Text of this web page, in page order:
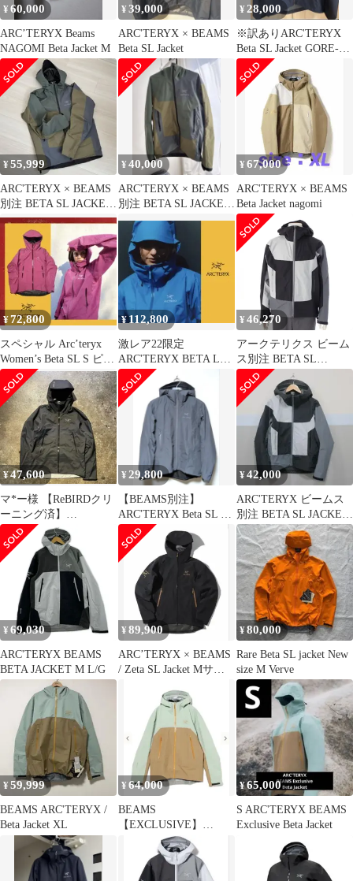
ンズ】
¥60,000
ARC’TERYX Beams
NAGOMI Beta Jacket M
¥39,000
ARC'TERYX × BEAMS
Beta SL Jacket
¥ 28,000
※訳ありARC'TERYX
Beta SL Jacket GORE-
TEX
¥55,999
ARC'TERYX × BEAMS
別注 BETA SL JACKET
Mサイズ
¥40,000
ARC'TERYX × BEAMS
別注 BETA SL JACKET
Sサイズ
¥67,000
ARC'TERYX × BEAMS
Beta Jacket nagomi
¥72,800
スペシャル Arc’teryx
Women’s Beta SL S ピン
クベータ
¥112,800
激レア22限定
ARC'TERYX BETA LT
HADRON JACKET S
¥ 46,270
アークテリクス ビーム
ス別注 BETA SL
JACKET ベータ マウン
テンパーカー ナイロン
ジャケット 25091
113783 ブラック ホワイ
ト グレー S/P【中古】
¥47,600
マ*ー様 【ReBIRDクリ
ーニング済】
ARC'TERYX ベータ ジ
ャケット
¥ 29,800
​【BEAMS別注】
ARC'TERYX Beta SL グ
レー Sサイズ アーク
¥42,000
ARC'TERYX ビームス
別注 BETA SL JACKET
サイズS
¥ 69,030
ARC'TERYX BEAMS
BETA JACKET M L/G
¥ 89,900
ARC’TERYX × BEAMS
/ Zeta SL Jacket Mサイ
¥80,000
Rare Beta SL jacket New
size M Verve
¥59,999
BEAMS ARC'TERYX /
Beta Jacket XL
¥ 64,000
BEAMS
【EXCLUSIVE】
ARC'TERYX / Beta
¥65,000
S ARC'TERYX BEAMS
Exclusive Beta Jacket